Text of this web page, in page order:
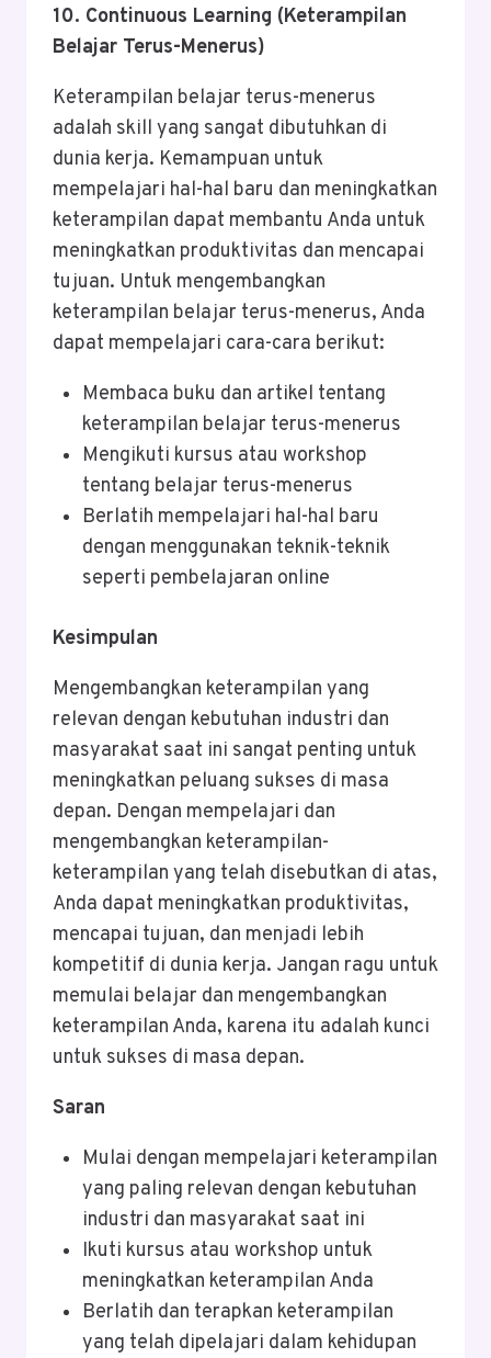
10. Continuous Learning (Keterampilan
Belajar Terus-Menerus)
Keterampilan belajar terus-menerus
adalah skill yang sangat dibutuhkan di
dunia kerja. Kemampuan untuk
mempelajari hal-hal baru dan meningkatkan
keterampilan dapat membantu Anda untuk
meningkatkan produktivitas dan mencapai
tujuan. Untuk mengembangkan
keterampilan belajar terus-menerus, Anda
dapat mempelajari cara-cara berikut:
Membaca buku dan artikel tentang
keterampilan belajar terus-menerus
Mengikuti kursus atau workshop
tentang belajar terus-menerus
Berlatih mempelajari hal-hal baru
dengan menggunakan teknik-teknik
seperti pembelajaran online
Kesimpulan
Mengembangkan keterampilan yang
relevan dengan kebutuhan industri dan
masyarakat saat ini sangat penting untuk
meningkatkan peluang sukses di masa
depan. Dengan mempelajari dan
mengembangkan keterampilan-
keterampilan yang telah disebutkan di atas,
Anda dapat meningkatkan produktivitas,
mencapai tujuan, dan menjadi lebih
kompetitif di dunia kerja. Jangan ragu untuk
memulai belajar dan mengembangkan
keterampilan Anda, karena itu adalah kunci
untuk sukses di masa depan.
Saran
Mulai dengan mempelajari keterampilan
yang paling relevan dengan kebutuhan
industri dan masyarakat saat ini
Ikuti kursus atau workshop untuk
meningkatkan keterampilan Anda
Berlatih dan terapkan keterampilan
yang telah dipelajari dalam kehidupan